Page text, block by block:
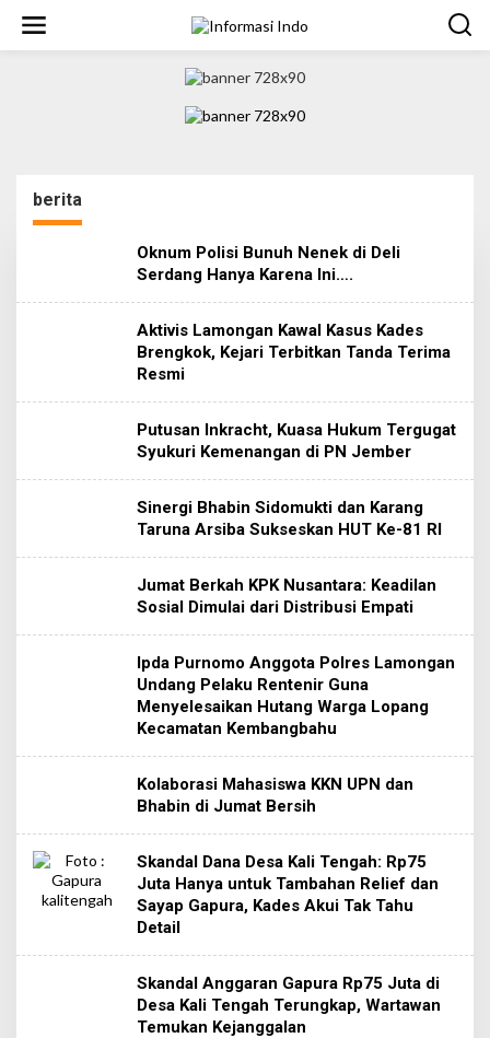
i
berita
Oknum Polisi Bunuh Nenek di Deli
Serdang Hanya Karena Ini….
Aktivis Lamongan Kawal Kasus Kades
Brengkok, Kejari Terbitkan Tanda Terima
Resmi
Putusan Inkracht, Kuasa Hukum Tergugat
Syukuri Kemenangan di PN Jember
Sinergi Bhabin Sidomukti dan Karang
Taruna Arsiba Sukseskan HUT Ke-81 RI
Jumat Berkah KPK Nusantara: Keadilan
Sosial Dimulai dari Distribusi Empati
Ipda Purnomo Anggota Polres Lamongan
Undang Pelaku Rentenir Guna
Menyelesaikan Hutang Warga Lopang
Kecamatan Kembangbahu
Kolaborasi Mahasiswa KKN UPN dan
Bhabin di Jumat Bersih
Skandal Dana Desa Kali Tengah: Rp75
Juta Hanya untuk Tambahan Relief dan
Sayap Gapura, Kades Akui Tak Tahu
Detail
Skandal Anggaran Gapura Rp75 Juta di
Desa Kali Tengah Terungkap, Wartawan
Temukan Kejanggalan